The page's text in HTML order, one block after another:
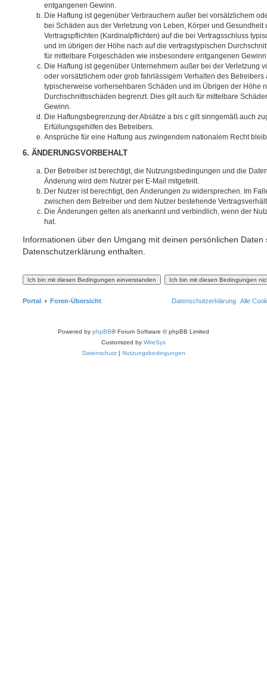
entgangenen Gewinn.
Die Haftung ist gegenüber Verbrauchern außer bei vorsätzlichem
bei Schäden aus der Verletzung von Leben, Körper und
Vertragspflichten (Kardinalpflichten) auf die bei Vertragsschluss
und im übrigen der Höhe nach auf die vertragstypischen
für mittelbare Folgeschäden wie insbesondere entgangenen
Die Haftung ist gegenüber Unternehmern außer bei der Verletzung
oder vorsätzlichem oder grob fahrlässigem Verhalten des Betreibers
typischerweise vorhersehbaren Schäden und im Übrigen der Höhe
Durchschnittsschäden begrenzt. Dies gilt auch für mittelbare
Gewinn.
Die Haftungsbegrenzung der Absätze a bis c gilt sinngemäß auch
Erfüllungsgehilfen des Betreibers.
Ansprüche für eine Haftung aus zwingendem nationalem Recht
6. ÄNDERUNGSVORBEHALT
Der Betreiber ist berechtigt, die Nutzungsbedingungen und die
Änderung wird dem Nutzer per E-Mail mitgeteilt.
Der Nutzer ist berechtigt, den Änderungen zu widersprechen. Im
zwischen dem Betreiber und dem Nutzer bestehende
Die Änderungen gelten als anerkannt und verbindlich, wenn der
hat.
Informationen über den Umgang mit deinen persönlichen Daten
Datenschutzerklärung enthalten.
Portal Foren-Übersicht Alle
Datenschutzerklärung
Powered by phpBB® Forum Software © phpBB Limited
Customized by WireSys
Datenschutz| Nutzungsbedingungen